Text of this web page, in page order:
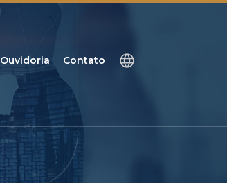
Ouvidoria Contato